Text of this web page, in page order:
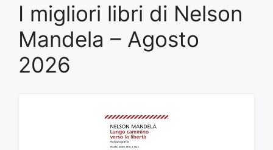
I migliori libri di Nelson
Mandela – Agosto
2026